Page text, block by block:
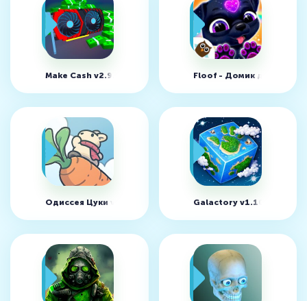
Make Cash v2.9.4 (MOD, много денег)Floof - Домик для
Одиссея Цуки v1.3.13 (MOD, много моркови)
Galactory v1.10.36